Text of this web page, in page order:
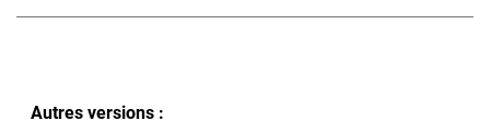
Autres versions :